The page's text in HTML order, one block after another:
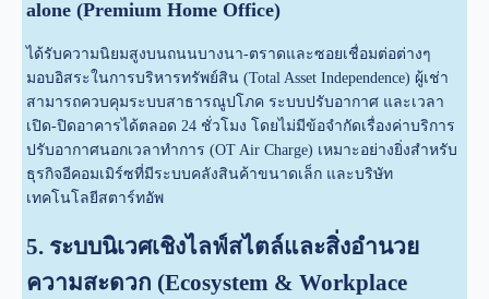
alone (Premium Home Office)
ได้รับความนิยมสูงบนถนนบางนา-ตราดและซอยเชื่อมต่อต่างๆ
มอบอิสระในการบริหารทรัพย์สิน (Total Asset Independence) ผู้เช่า
สามารถควบคุมระบบสาธารณูปโภค ระบบปรับอากาศ และเวลา
เปิด-ปิดอาคารได้ตลอด 24 ชั่วโมง โดยไม่มีข้อจำกัดเรื่องค่าบริการ
ปรับอากาศนอกเวลาทำการ (OT Air Charge) เหมาะอย่างยิ่งสำหรับ
ธุรกิจอีคอมเมิร์ซที่มีระบบคลังสินค้าขนาดเล็ก และบริษัท
เทคโนโลยีสตาร์ทอัพ
5. ระบบนิเวศเชิงไลฟ์สไตล์และสิ่งอำนวย
ความสะดวก (Ecosystem & Workplace